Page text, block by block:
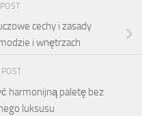
cechy i zasady
i wnętrzach
harmonijną paletę bez
luksusu